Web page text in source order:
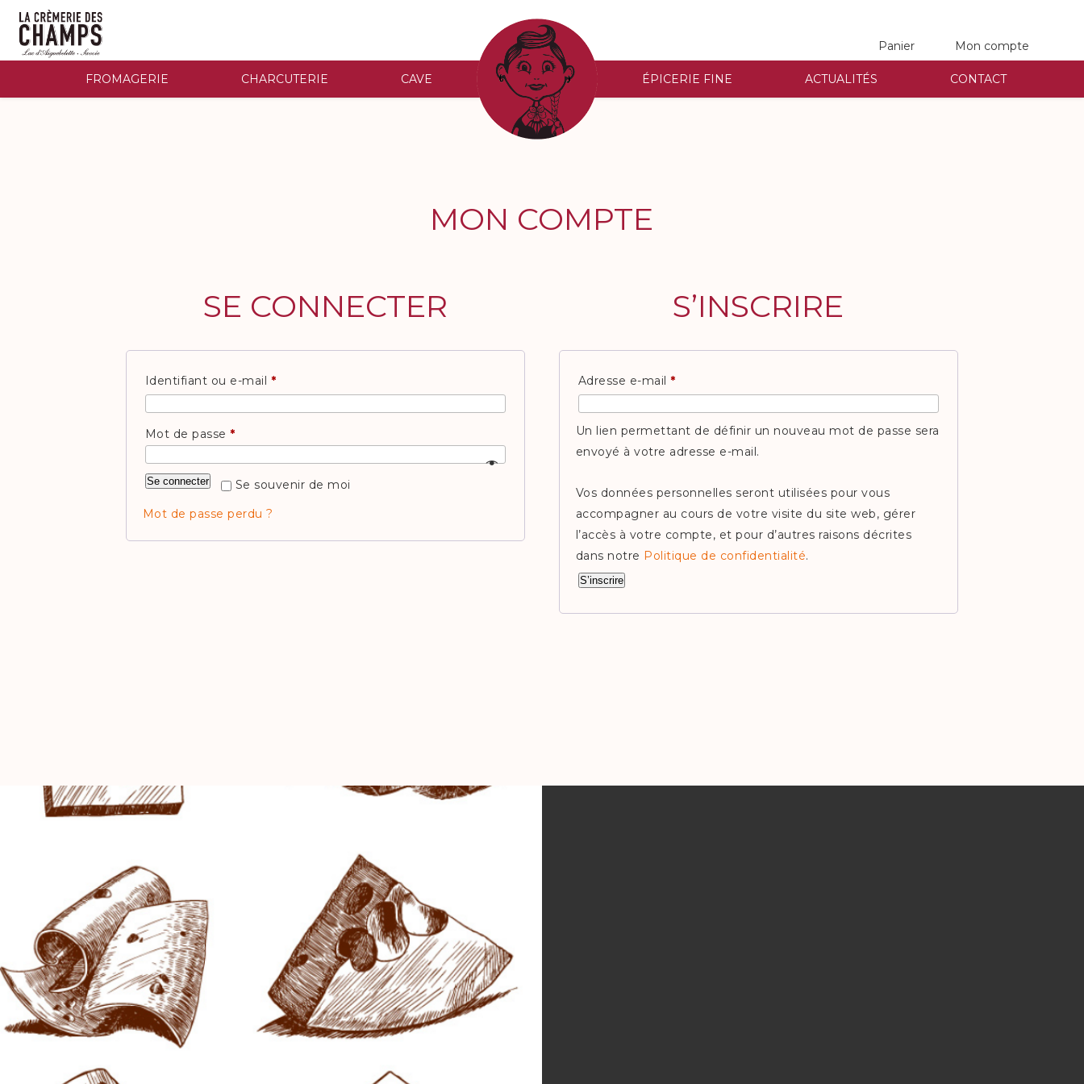
Panier Mon compte
FROMAGERIE CHARCUTERIE CAVE ACCUEIL ÉPICERIE FINE ACTUALITÉS CONTACT
MON COMPTE
SE CONNECTER
Identifiant ou e-mail *Obligatoire
Mot de passe *Obligatoire
Se souvenir de moi
Se connecter
Mot de passe perdu ?
S’INSCRIRE
Adresse e-mail *Obligatoire
Un lien permettant de définir un nouveau mot de passe sera
envoyé à votre adresse e-mail.
Vos données personnelles seront utilisées pour vous
accompagner au cours de votre visite du site web, gérer
l’accès à votre compte, et pour d’autres raisons décrites
dans notre Politique de confidentialité.
S’inscrire